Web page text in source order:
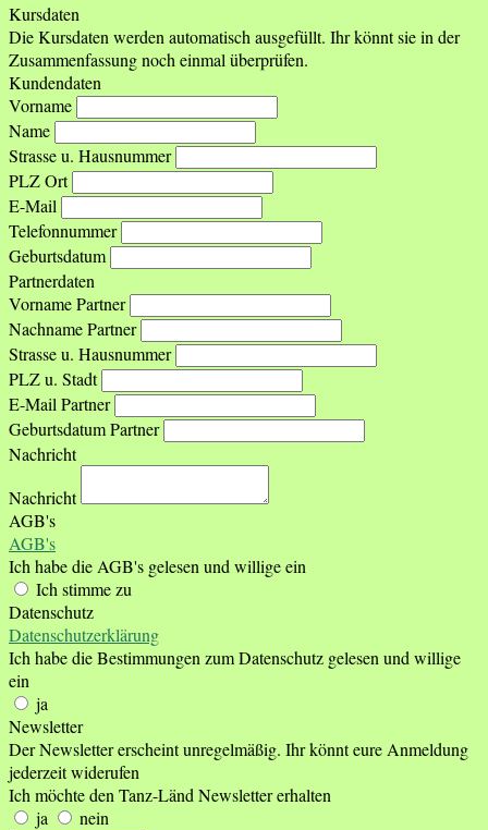
Kursdaten
Die Kursdaten werden automatisch ausgefüllt. Ihr könnt sie in der
Zusammenfassung noch einmal überprüfen.
Kundendaten
Vorname
Name
Strasse u. Hausnummer
PLZ Ort
E-Mail
Telefonnummer
Geburtsdatum
Partnerdaten
Vorname Partner
Nachname Partner
Strasse u. Hausnummer
PLZ u. Stadt
E-Mail Partner
Geburtsdatum Partner
Nachricht
Nachricht
AGB's
AGB's
Ich habe die AGB's gelesen und willige ein
Ich stimme zu
Datenschutz
Datenschutzerklärung
Ich habe die Bestimmungen zum Datenschutz gelesen und willige
ein
ja
Newsletter
Der Newsletter erscheint unregelmäßig. Ihr könnt eure Anmeldung
jederzeit widerufen
Ich möchte den Tanz-Länd Newsletter erhalten
ja
nein